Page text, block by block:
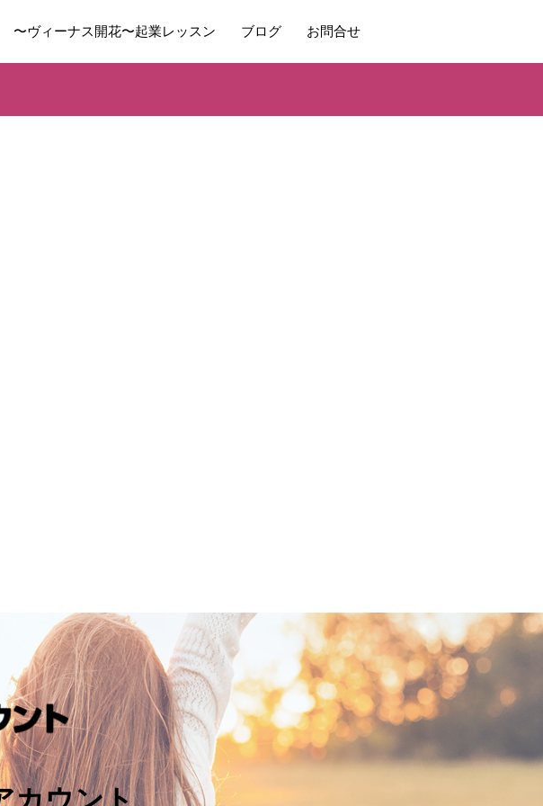
〜ヴィーナス開花〜起業レッスン ブログ お問合せ